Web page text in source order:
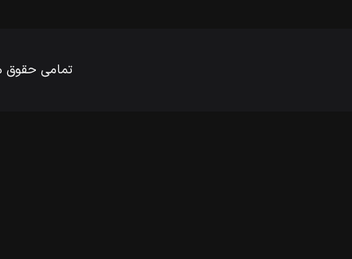
تمامی حقوق